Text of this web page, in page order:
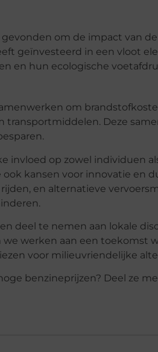
om de impact van
geïnvesteerd in een vloot
en hun ecologische
om
transportmiddelen. Deze
invloed op zowel individuen
kansen voor innovatie en
en alternatieve
deel te nemen aan lokale
werken aan een toekomst
voor milieuvriendelijke
benzineprijzen? Deel ze